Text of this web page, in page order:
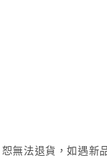
無法退貨，如遇新